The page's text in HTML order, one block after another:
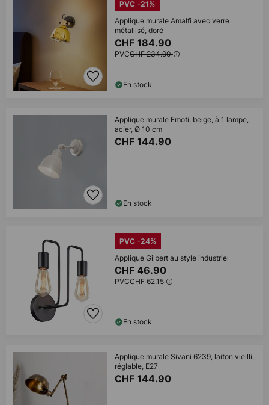
PVC -21%
Applique murale Amalfi avec verre
métallisé, doré
CHF 184.90
PVCCHF 234.90
En stock
Applique murale Emoti, beige, à 1 lampe,
acier, Ø 10 cm
CHF 144.90
En stock
PVC -24%
Applique Gilbert au style industriel
CHF 46.90
PVCCHF 62.15
En stock
Applique murale Sivani 6239, laiton vieilli,
réglable, E27
CHF 144.90